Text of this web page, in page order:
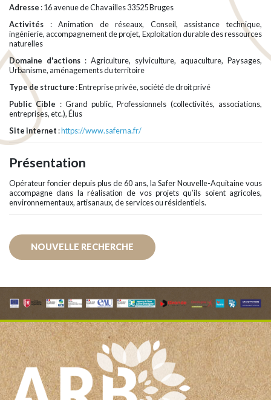
Adresse : 16 avenue de Chavailles 33525 Bruges
Activités : Animation de réseaux, Conseil, assistance technique,
ingénierie, accompagnement de projet, Exploitation durable des ressources
naturelles
Domaine d'actions : Agriculture, sylviculture, aquaculture, Paysages,
Urbanisme, aménagements du territoire
Type de structure : Entreprise privée, société de droit privé
Public Cible : Grand public, Professionnels (collectivités, associations,
entreprises, etc.), Élus
Site internet :https://www.saferna.fr/
Présentation
Opérateur foncier depuis plus de 60 ans, la Safer Nouvelle-Aquitaine vous
accompagne dans la réalisation de vos projets qu’ils soient agricoles,
environnementaux, artisanaux, de services ou résidentiels.
NOUVELLE RECHERCHE